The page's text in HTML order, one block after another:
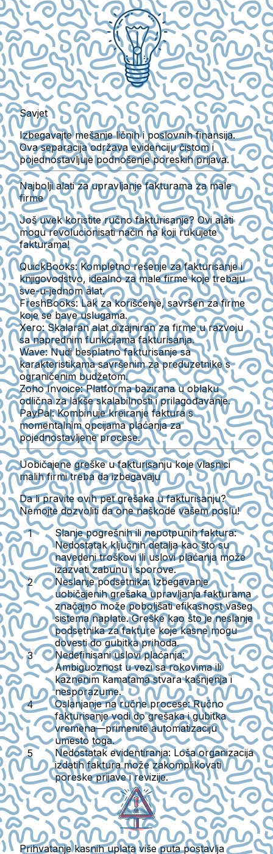
Savjet
Izbegavajte mešanje ličnih i poslovnih finansija.
Ova separacija održava evidenciju čistom i
pojednostavljuje podnošenje poreskih prijava.
Najbolji alati za upravljanje fakturama za male
firme
Još uvek koristite ručno fakturisanje? Ovi alati
mogu revolucionisati način na koji rukujete
fakturama!
QuickBooks:Kompletno rešenje za fakturisanje i
knjigovodstvo, idealno za male firme koje trebaju
sve-u-jednom alat.
FreshBooks: Lak za korišćenje, savršen za firme
koje se bave uslugama.
Xero:Skalaran alat dizajniran za firme u razvoju
sa naprednim funkcijama fakturisanja.
Wave:Nudi besplatno fakturisanje sa
karakteristikama savršenim za preduzetnike s
ograničenim budžetom.
Zoho Invoice:Platforma bazirana u oblaku
odlična za lakše skalabilnosti i prilagođavanje.
PayPal:Kombinuje kreiranje faktura s
momentalnim opcijama plaćanja za
pojednostavljene procese.
Uobičajene greške u fakturisanju koje vlasnici
malih firmi treba da izbegavaju
Da li pravite ovih pet grešaka u fakturisanju?
Nemojte dozvoliti da one naškode vašem poslu!
Slanje pogrešnih ili nepotpunih faktura:
Nedostatak ključnih detalja kao što su
navedeni troškovi ili uslovi plaćanja može
izazvati zabunu i sporove.
Neslanje podsetnika:Izbegavanje
uobičajenih grešaka upravljanja fakturama
značajno može poboljšati efikasnost vašeg
sistema naplate. Greške kao što je neslanje
podsetnika za fakture koje kasne mogu
dovesti do gubitka prihoda.
Nedefinisani uslovi plaćanja:
Ambiguoznost u vezi sa rokovima ili
kaznenim kamatama stvara kašnjenja i
nesporazume.
Oslanjanje na ručne procese:Ručno
fakturisanje vodi do grešaka i gubitka
vremena—primenite automatizaciju
umesto toga.
Nedostatak evidentiranja:Loša organizacija
izdatih faktura može zakomplikovati
poreske prijave i revizije.
Prihvatanje kasnih uplata više puta postavlja